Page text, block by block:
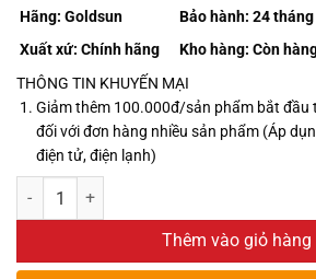
Hãng: Goldsun
Xuất xứ: Chính hãng
Bảo hành: 24 tháng
Kho hàng: Còn
THÔNG TIN KHUYẾN MẠI
Giảm thêm 100.000đ/sản phẩm bắt đầu
đối với đơn hàng nhiều sản phẩm (Áp
điện tử, điện lạnh)
Thêm vào giỏ hàng